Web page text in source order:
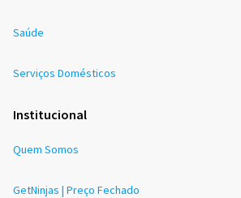
Saúde
Serviços Domésticos
Institucional
Quem Somos
GetNinjas | Preço Fechado